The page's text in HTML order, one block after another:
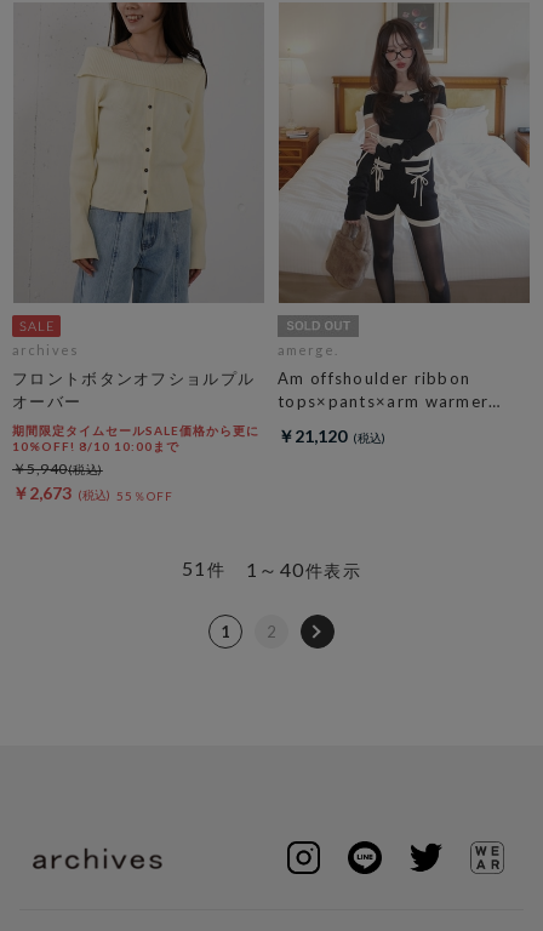
archives
フロントボタンオフショルプル
オーバー
期間限定タイムセールSALE価格から更に
10%OFF! 8/10 10:00まで
￥2,673 55％OFF
￥5,940
amerge.
Am offshoulder ribbon
tops×pants×arm warmer
￥21,120
1～40件表示
51件
1 2